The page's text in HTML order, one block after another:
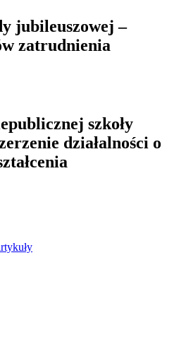
jubileuszowej –
zatrudnienia
szkoły
działalności o